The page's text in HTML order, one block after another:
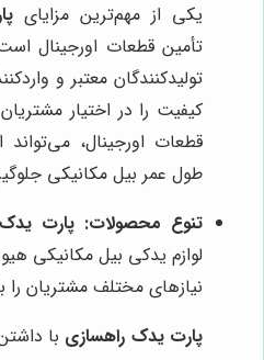
یکی از مهم‌ترین مزایای
تأمین قطعات اورجینال
تولیدکنندگان معتبر و
کیفیت را در اختیار
قطعات اورجینال،
طول عمر بیل مکانیکی
تنوع محصولات: پارت
لوازم یدکی بیل مکانیکی
نیازهای مختلف مشتریان را
پارت یدک راهسازی با